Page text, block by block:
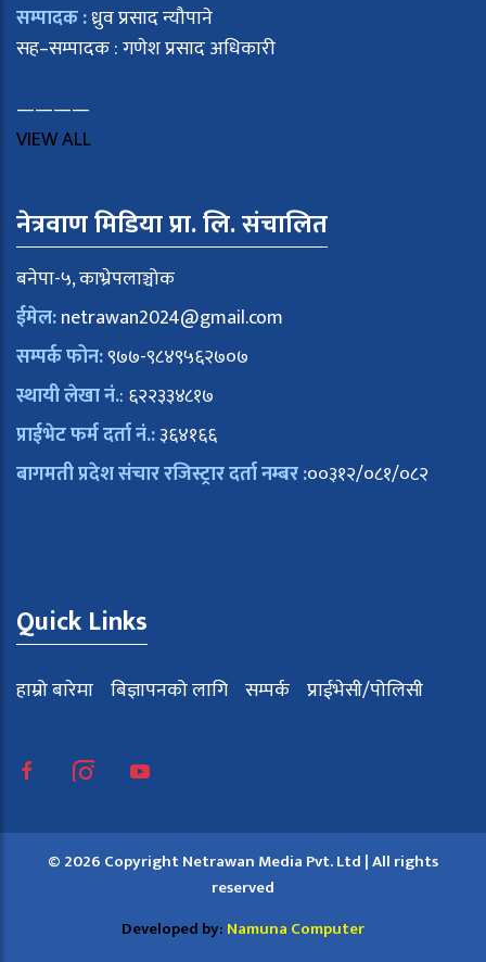
सम्पादक :ध्रुव प्रसाद न्यौपाने
सह–सम्पादक : गणेश प्रसाद अधिकारी
————
VIEW ALL
नेत्रवाण मिडिया प्रा. लि. संचालित
बनेपा-५, काभ्रेपलाञ्चोक
ईमेल:netrawan2024@gmail.com
सम्पर्क फोन:९७७-९८४९५६२७०७
स्थायी लेखा नं.: ६२२३३४८१७
प्राईभेट फर्म दर्ता नं.:३६४१६६
बागमती प्रदेश संचार रजिस्ट्रार दर्ता नम्बर :००३१२/०८१/०८२
Quick Links
हाम्रो बारेमा बिज्ञापनको लागि सम्पर्क प्राईभेसी/पोलिसी
© 2026 Copyright Netrawan Media Pvt. Ltd | All rights
reserved
Developed by: Namuna Computer